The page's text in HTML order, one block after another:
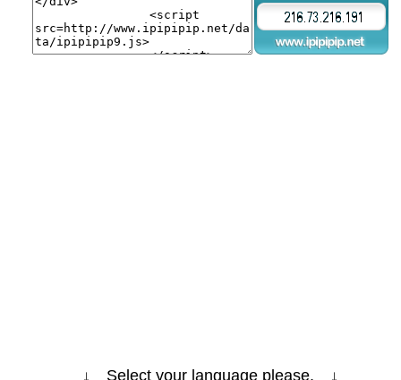
↓ Select your language please. ↓